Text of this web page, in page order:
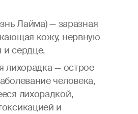
Лайма) — заразная
кожу, нервную
и сердце.
лихорадка — острое
человека,
лихорадкой,
и